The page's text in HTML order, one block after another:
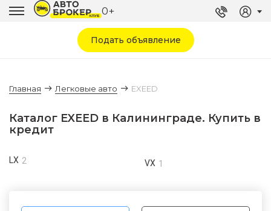
0+
Подать объявление
Главная Легковые авто EXEED
Каталог EXEED в Калининграде. Купить в
кредит
LX 2 VX 1